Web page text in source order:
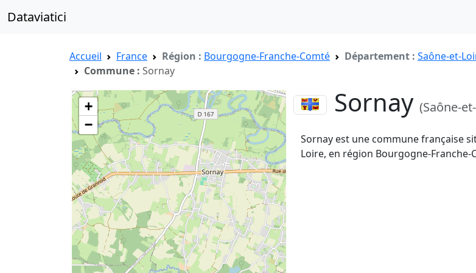
Dataviatici
Accueil France Région : Bourgogne-Franche-Comté Département : Saône-et-
Commune : Sornay
+
−
Sornay(Saône-
Sornay est une commune française
Loire, en région Bourgogne-Franche-